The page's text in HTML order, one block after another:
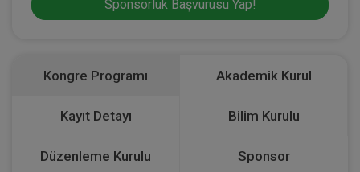
Sponsorluk Başvurusu Yap!
Kongre Programı Akademik Kurul
Kayıt Detayı Bilim Kurulu
Düzenleme Kurulu Sponsor